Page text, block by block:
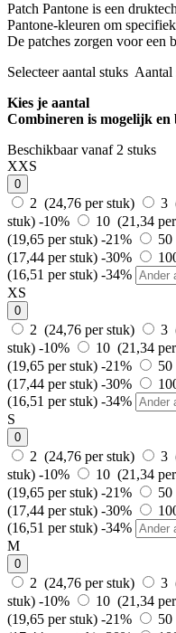
Patch Pantone is een
Pantone-kleuren om
De patches zorgen voor een
Selecteer aantal stuks Aantal
Kies je aantal
Combineren is mogelijk en
Beschikbaar vanaf 2 stuks
XXS
0
2 (24,76 per stuk) 3
stuk) -10% 10 (21,34
(19,65 per stuk) -21%
(17,44 per stuk) -30%
(16,51 per stuk) -34%
XS
0
2 (24,76 per stuk) 3
stuk) -10% 10 (21,34
(19,65 per stuk) -21%
(17,44 per stuk) -30%
(16,51 per stuk) -34%
S
0
2 (24,76 per stuk) 3
stuk) -10% 10 (21,34
(19,65 per stuk) -21%
(17,44 per stuk) -30%
(16,51 per stuk) -34%
M
0
2 (24,76 per stuk) 3
stuk) -10% 10 (21,34
(19,65 per stuk) -21%